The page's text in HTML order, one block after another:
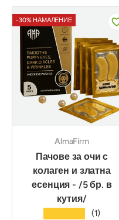
-30% НАМАЛЕНИЕ
AlmaFirm
Пачове за очи с
колаген и златна
есенция - /5 бр. в
кутия/
(1)